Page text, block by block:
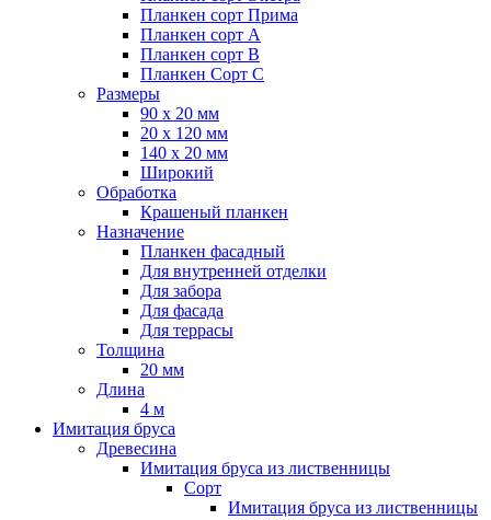
Планкен сорт Прима
Планкен сорт А
Планкен сорт B
Планкен Сорт C
Размеры
90 х 20 мм
20 х 120 мм
140 х 20 мм
Широкий
Обработка
Крашеный планкен
Назначение
Планкен фасадный
Для внутренней отделки
Для забора
Для фасада
Для террасы
Толщина
20 мм
Длина
4 м
Имитация бруса
Древесина
Имитация бруса из лиственницы
Сорт
Имитация бруса из лиственницы